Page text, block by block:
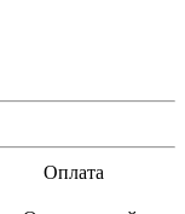
Оплата